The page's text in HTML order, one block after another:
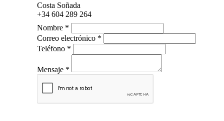
Costa Soñada
+34 604 289 264
Nombre *
Correo electrónico *
Teléfono *
Mensaje *